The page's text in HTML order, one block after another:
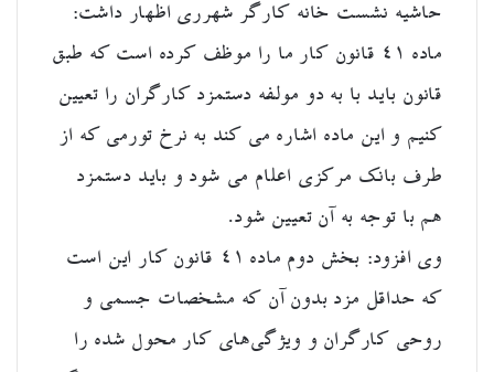
حاشیه نشست خانه کارگر شهرری اظهار داشت:
ماده ۴۱ قانون کار ما را موظف کرده است که طبق
قانون باید با به دو مولفه دستمزد کارگران را تعیین
کنیم و این ماده اشاره می کند به نرخ تورمی که از
طرف بانک مرکزی اعلام می شود و باید دستمزد
هم با توجه به آن تعیین شود.
وی افزود: بخش دوم ماده ۴۱ قانون کار این است
که حداقل مزد بدون آن که مشخصات جسمی و
روحی کارگران و ویژگی‌های کار محول شده را